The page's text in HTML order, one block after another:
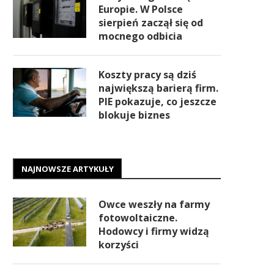
Europie. W Polsce
sierpień zaczął się od
mocnego odbicia
Koszty pracy są dziś
największą barierą firm.
PIE pokazuje, co jeszcze
blokuje biznes
NAJNOWSZE ARTYKUŁY
Owce weszły na farmy
fotowoltaiczne.
Hodowcy i firmy widzą
korzyści